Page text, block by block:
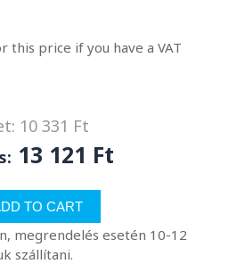
this price if you have a VAT
10 331 Ft
13 121 Ft
TO CART
megrendelés esetén 10-12
szállítani.